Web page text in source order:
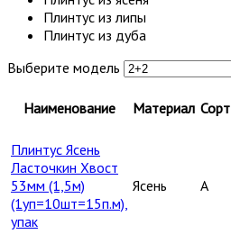
Плинтус из липы
Плинтус из дуба
Выберите модель
Наименование Материал Сорт
Плинтус Ясень
Ласточкин Хвост
53мм (1,5м)
(1уп=10шт=15п.м),
упак
Ясень A